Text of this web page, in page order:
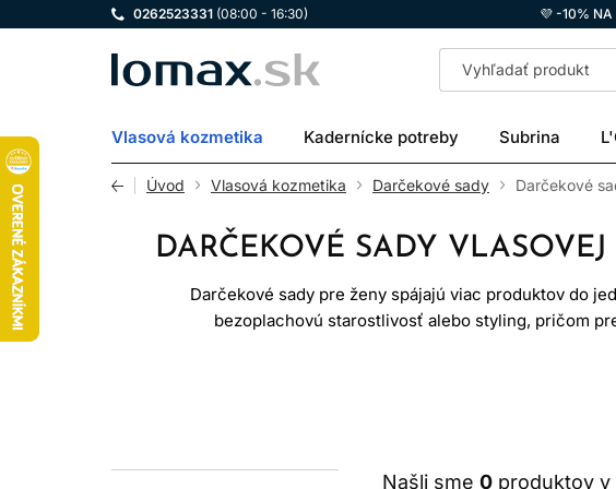
0262523331 (08:00 - 16:30) 💜 -10% NA
LOMAX
Vlasová kozmetika Kadernícke potreby Subrina
Úvod Vlasová kozmetika Darčekové sady Darčekové
DARČEKOVÉ SADY
Darčekové sady pre ženy spájajú viac produktov do
bezoplachovú starostlivosť alebo styling, pričom
značku. Najlepší darček zohľadňuje typ vlasov,
Našli sme 0 produktov v